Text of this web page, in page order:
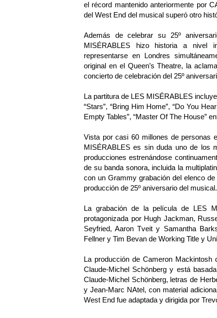
el récord mantenido anteriormente por
del West End del musical superó otro
Además de celebrar su 25º
MISÉRABLES hizo historia a nivel
representarse en Londres
original en el Queen’s Theatre, la
concierto de celebración del 25º
La partitura de LES MISÉRABLES
“Stars”, “Bring Him Home”, “Do You
Empty Tables”, “Master Of The House”
Vista por casi 60 millones de personas
MISÉRABLES es sin duda uno de los
producciones estrenándose
de su banda sonora, incluida la
con un Grammy grabación del elenco
producción de 25º aniversario del musical.
La grabación de la película de LES
protagonizada por Hugh Jackman,
Seyfried, Aaron Tveit y Samantha
Fellner y Tim Bevan de Working Title y
La producción de Cameron
Claude-Michel Schönberg y está
Claude-Michel Schönberg, letras de
y Jean-Marc NAtel, con material
West End fue adaptada y dirigida por